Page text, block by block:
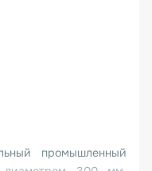
промышленный